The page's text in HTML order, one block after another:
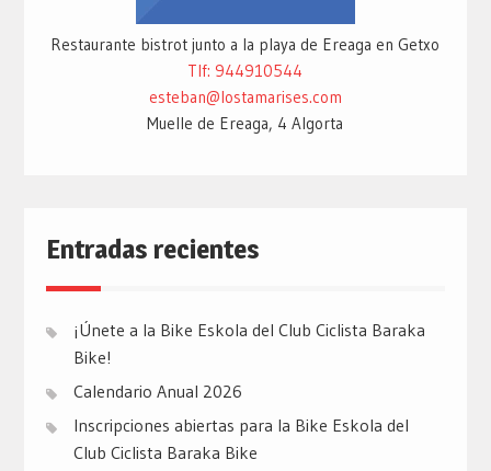
Restaurante bistrot junto a la playa de Ereaga en Getxo
Tlf: 944910544
esteban@lostamarises.com
Muelle de Ereaga, 4 Algorta
Entradas recientes
¡Únete a la Bike Eskola del Club Ciclista Baraka
Bike!
Calendario Anual 2026
Inscripciones abiertas para la Bike Eskola del
Club Ciclista Baraka Bike